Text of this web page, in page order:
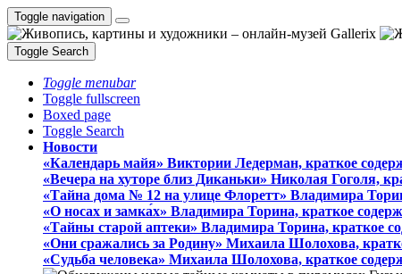
Toggle navigation
Toggle Search
Toggle menubar
Toggle fullscreen
Boxed page
Toggle Search
Новости
«Календарь майя» Виктории Ледерман, краткое
«Вечера на хуторе близ Диканьки» Николая Гоголя,
«Тайна дома № 12 на улице Флоретт» Владимира
«О носах и замка́х» Владимира Торина, краткое
«Тайны старой аптеки» Владимира Торина, краткое
«Они сражались за Родину» Михаила Шолохова,
«Судьба человека» Михаила Шолохова, краткое